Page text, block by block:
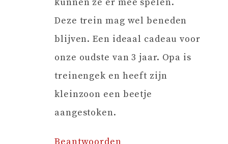
kunnen ze er mee spelen.
Deze trein mag wel beneden
blijven. Een ideaal cadeau voor
onze oudste van 3 jaar. Opa is
treinengek en heeft zijn
kleinzoon een beetje
aangestoken.